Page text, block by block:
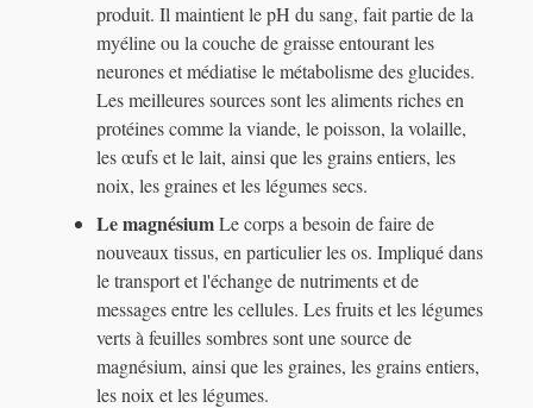
produit. Il maintient le pH du sang, fait partie de la
myéline ou la couche de graisse entourant les
neurones et médiatise le métabolisme des glucides.
Les meilleures sources sont les aliments riches en
protéines comme la viande, le poisson, la volaille,
les œufs et le lait, ainsi que les grains entiers, les
noix, les graines et les légumes secs.
Le magnésiumLe corps a besoin de faire de
nouveaux tissus, en particulier les os. Impliqué dans
le transport et l'échange de nutriments et de
messages entre les cellules. Les fruits et les légumes
verts à feuilles sombres sont une source de
magnésium, ainsi que les graines, les grains entiers,
les noix et les légumes.